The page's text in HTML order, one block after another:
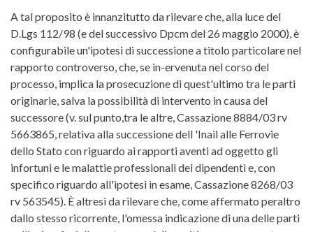
A tal proposito è innanzitutto da rilevare che, alla luce del
D.Lgs 112/98 (e del successivo Dpcm del 26 maggio 2000), è
configurabile un'ipotesi di successione a titolo particolare nel
rapporto controverso, che, se in-ervenuta nel corso del
processo, implica la prosecuzione di quest'ultimo tra le parti
originarie, salva la possibilità di intervento in causa del
successore (v. sul punto,tra le altre, Cassazione 8884/03 rv
5663865, relativa alla successione dell 'Inail alle Ferrovie
dello Stato con riguardo ai rapporti aventi ad oggetto gli
infortuni e le malattie professionali dei dipendentì e, con
specifico riguardo all'ipotesi in esame, Cassazione 8268/03
rv 563545). È altresì da rilevare che, come affermato peraltro
dallo stesso ricorrente, l'omessa indicazione di una delle parti